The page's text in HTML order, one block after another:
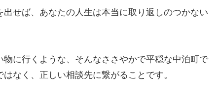
出せば、あなたの人生は本当に取り返しのつかない
に行くような、そんなささやかで平穏な中泊町で
なく、正しい相談先に繋がることです。